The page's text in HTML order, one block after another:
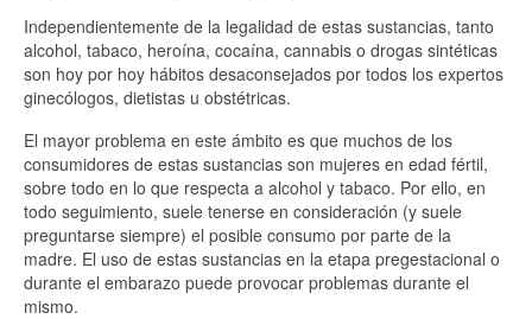
Independientemente de la legalidad de estas sustancias, tanto
alcohol, tabaco, heroína, cocaína, cannabis o drogas sintéticas
son hoy por hoy hábitos desaconsejados por todos los expertos
ginecólogos, dietistas u obstétricas.
El mayor problema en este ámbito es que muchos de los
consumidores de estas sustancias son mujeres en edad fértil,
sobre todo en lo que respecta a alcohol y tabaco. Por ello, en
todo seguimiento, suele tenerse en consideración (y suele
preguntarse siempre) el posible consumo por parte de la
madre. El uso de estas sustancias en la etapa pregestacional o
durante el embarazo puede provocar problemas durante el
mismo.